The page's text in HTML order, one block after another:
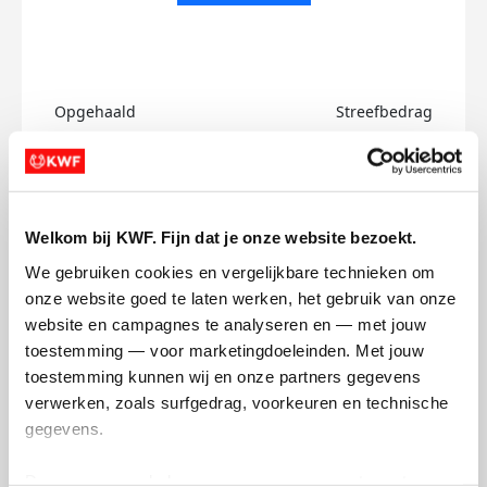
Welkom bij KWF. Fijn dat je onze website bezoekt.
We gebruiken cookies en vergelijkbare technieken om
onze website goed te laten werken, het gebruik van onze
website en campagnes te analyseren en — met jouw
toestemming — voor marketingdoeleinden. Met jouw
toestemming kunnen wij en onze partners gegevens
verwerken, zoals surfgedrag, voorkeuren en technische
gegevens.
Opgehaald Streefbedrag
Hitesh's badges